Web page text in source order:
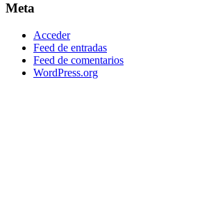
Meta
Acceder
Feed de entradas
Feed de comentarios
WordPress.org